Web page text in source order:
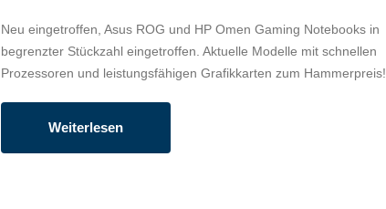
Neu eingetroffen, Asus ROG und HP Omen Gaming Notebooks in
begrenzter Stückzahl eingetroffen. Aktuelle Modelle mit schnellen
Prozessoren und leistungsfähigen Grafikkarten zum Hammerpreis!
Weiterlesen